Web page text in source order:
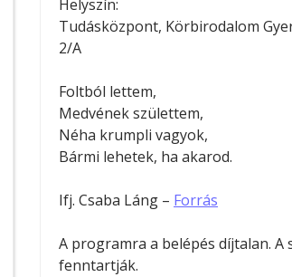
Helyszín:
Tudásközpont, Körbirodalom
2/A
Foltból lettem,
Medvének születtem,
Néha krumpli vagyok,
Bármi lehetek, ha akarod.
Ifj. Csaba Láng – Forrás
A programra a belépés díjtalan.
fenntartják.